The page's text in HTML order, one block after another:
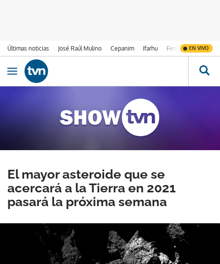
Últimas noticias José Raúl Mulino Cepanim Ifarhu Fenómeno de El
EN VIVO
Ir al contenido
Obrir navegació
El mayor asteroide que se
acercará a la Tierra en 2021
pasará la próxima semana